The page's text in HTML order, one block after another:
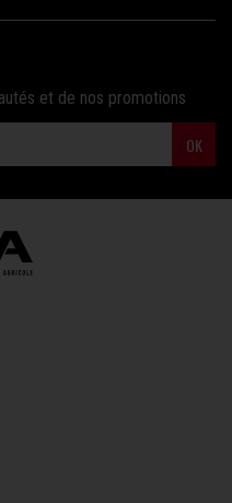
et de nos promotions
OK